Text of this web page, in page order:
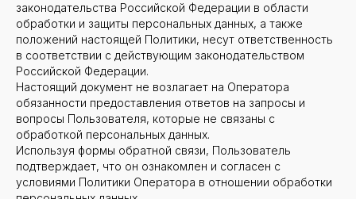
законодательства Российской Федерации в области
обработки и защиты персональных данных, а также
положений настоящей Политики, несут ответственность
в соответствии с действующим законодательством
Российской Федерации.
Настоящий документ не возлагает на Оператора
обязанности предоставления ответов на запросы и
вопросы Пользователя, которые не связаны с
обработкой персональных данных.
Используя формы обратной связи, Пользователь
подтверждает, что он ознакомлен и согласен с
условиями Политики Оператора в отношении обработки